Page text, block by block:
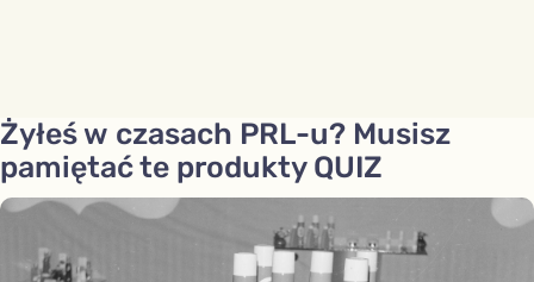
Żyłeś w czasach PRL-u? Musisz
pamiętać te produkty QUIZ